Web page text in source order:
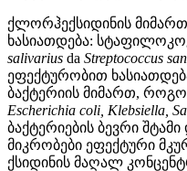
ქლორჰექსიდინის
ხასიათდება:
salivarius da Streptococcus
ეფექტურობით
ბაქტერიის მიმართ,
Escherichia coli, Klebsiella,
ბაქტერიების ბევრი
მიკრობები ეფექტური
ქსიდინის მაღალ